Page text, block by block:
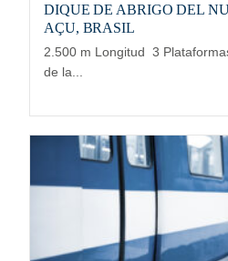
DIQUE DE ABRIGO DEL
AÇU, BRASIL
2.500 m Longitud 3
de la...